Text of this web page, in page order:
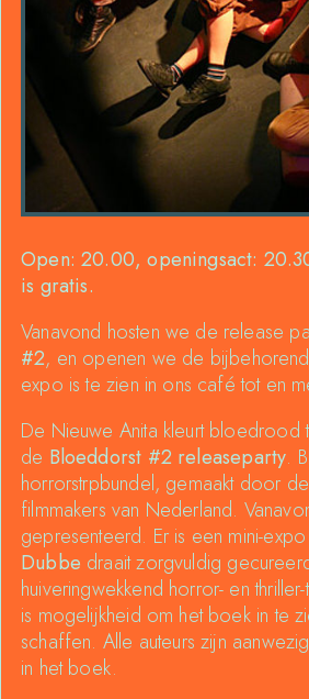
Open: 20.00, openingsact:
is gratis.
Vanavond hosten we de release
#2, en openen we de
expo is te zien in ons café tot en
De Nieuwe Anita kleurt bloedrood
de Bloeddorst #2 releaseparty.
horrorstrpbundel, gemaakt door
filmmakers van Nederland.
gepresenteerd. Er is een mini-
Dubbe draait zorgvuldig
huiveringwekkend horror- en
is mogelijkheid om het boek in te
schaffen. Alle auteurs zijn
in het boek.